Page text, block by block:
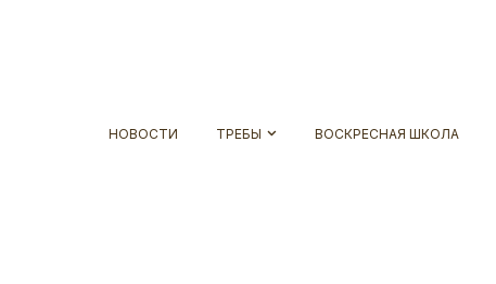
НОВОСТИ ТРЕБЫ ВОСКРЕСНАЯ ШКОЛА